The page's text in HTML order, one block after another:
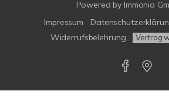
Powered by Immonia
Impressum
Widerrufsbelehrung
Vertrag